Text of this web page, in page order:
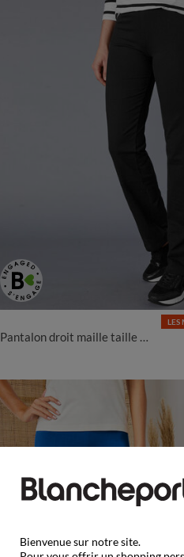
50
Pantalon droit maille taille élastiquée
LES
Bienvenue sur notre site.